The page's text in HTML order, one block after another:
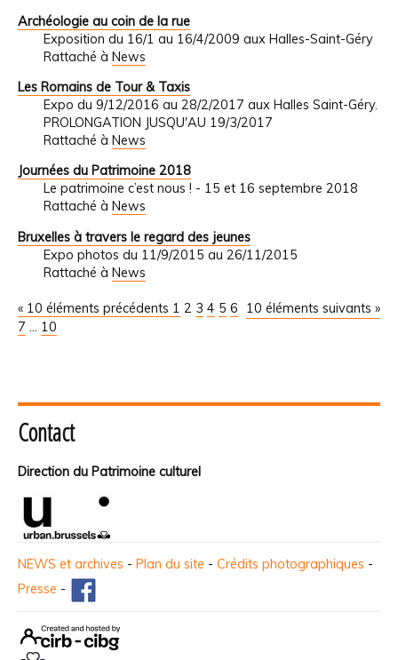
Archéologie au coin de la rue
Exposition du 16/1 au 16/4/2009 aux Halles-Saint-Géry
Rattaché à News
Les Romains de Tour & Taxis
Expo du 9/12/2016 au 28/2/2017 aux Halles Saint-Géry.
PROLONGATION JUSQU'AU 19/3/2017
Rattaché à News
Journées du Patrimoine 2018
Le patrimoine c’est nous ! - 15 et 16 septembre 2018
Rattaché à News
Bruxelles à travers le regard des jeunes
Expo photos du 11/9/2015 au 26/11/2015
Rattaché à News
« 10 éléments précédents 10 éléments suivants »
1 2 3 4 5 6
7 ... 10
Contact
Direction du Patrimoine culturel
NEWS et archives - Plan du site - Crédits photographiques -
Presse -